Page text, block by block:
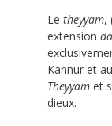
Le theyyam,
extension
Kannur et
Theyyam et
dieux.